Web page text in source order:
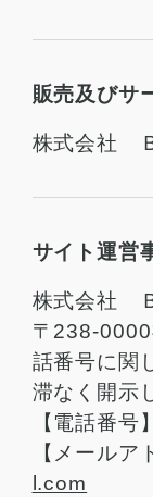
販売及びサ
株式会社
サイト運営
株式会社
〒238-
話番号に関
滞なく開示
【電話番号
【メールア
l.com